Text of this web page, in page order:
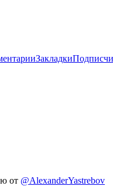
Закладки
от @AlexanderYastrebov